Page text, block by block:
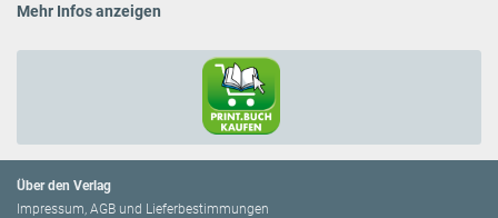
Mehr Infos anzeigen
Über den Verlag
Impressum, AGB und Lieferbestimmungen